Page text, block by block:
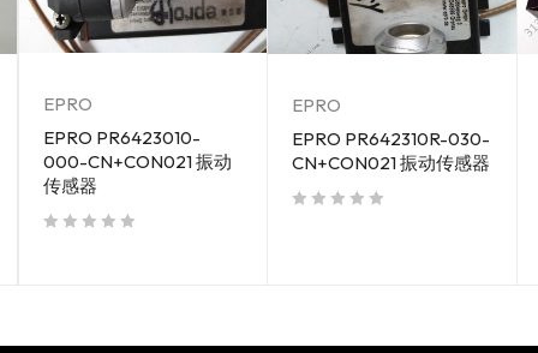
EPRO
EPRO PR6423010-
000-CN+CON021 振动
传感器
EPRO
EPRO PR642310R-030-
CN+CON021 振动传感器